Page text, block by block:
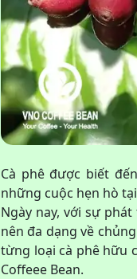
Cà phê được biết
những cuộc hẹn hò
Ngày nay, với sự
nên đa dạng về
từng loại cà phê hữu
Coffeee Bean.